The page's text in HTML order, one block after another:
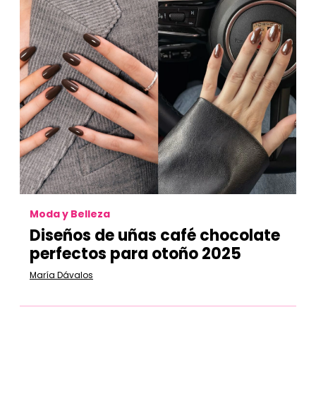
Moda y Belleza
Diseños de uñas café chocolate
perfectos para otoño 2025
María Dávalos